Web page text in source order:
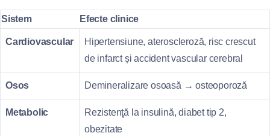
Sistem Efecte clinice
Cardiovascular
Hipertensiune, ateroscleroză, risc crescut
de infarct și accident vascular cerebral
Osos Demineralizare osoasă → osteoporoză
Metabolic
Rezistenţă la insulină, diabet tip 2,
obezitate